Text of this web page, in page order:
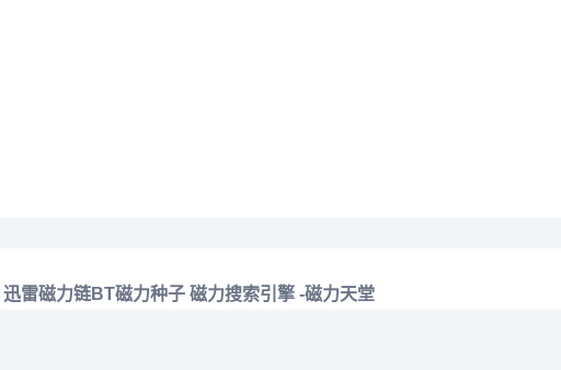
迅雷磁力链BT磁力种子 磁力搜索引擎 -磁力天堂